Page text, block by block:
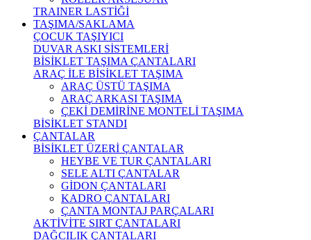
TRAINER LASTİĞİ
TAŞIMA/SAKLAMA
ÇOCUK TAŞIYICI
DUVAR ASKI SİSTEMLERİ
BİSİKLET TAŞIMA ÇANTALARI
ARAÇ İLE BİSİKLET TAŞIMA
ARAÇ ÜSTÜ TAŞIMA
ARAÇ ARKASI TAŞIMA
ÇEKİ DEMİRİNE MONTELİ TAŞIMA
BİSİKLET STANDI
ÇANTALAR
BİSİKLET ÜZERİ ÇANTALAR
HEYBE VE TUR ÇANTALARI
SELE ALTI ÇANTALAR
GİDON ÇANTALARI
KADRO ÇANTALARI
ÇANTA MONTAJ PARÇALARI
AKTİVİTE SIRT ÇANTALARI
DAĞCILIK ÇANTALARI